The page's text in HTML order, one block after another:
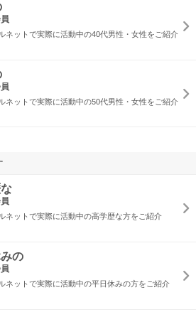
ネットで実際に活動中の40代男性・女性をご紹介
ネットで実際に活動中の50代男性・女性をご紹介
ネットで実際に活動中の高学歴な方をご紹介
の
ネットで実際に活動中の平日休みの方をご紹介